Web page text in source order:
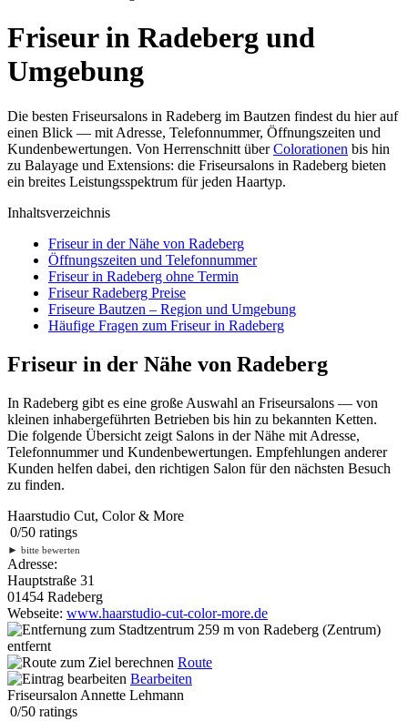
Friseur in Radeberg und
Umgebung
Die besten Friseursalons in Radeberg im Bautzen findest du hier auf
einen Blick — mit Adresse, Telefonnummer, Öffnungszeiten und
Kundenbewertungen. Von Herrenschnitt überColorationen bis hin
zu Balayage und Extensions: die Friseursalons in Radeberg bieten
ein breites Leistungsspektrum für jeden Haartyp.
Inhaltsverzeichnis
Friseur in der Nähe von Radeberg
Öffnungszeiten und Telefonnummer
Friseur in Radeberg ohne Termin
Friseur Radeberg Preise
Friseure Bautzen – Region und Umgebung
Häufige Fragen zum Friseur in Radeberg
Friseur in der Nähe von Radeberg
In Radeberg gibt es eine große Auswahl an Friseursalons — von
kleinen inhabergeführten Betrieben bis hin zu bekannten Ketten.
Die folgende Übersicht zeigt Salons in der Nähe mit Adresse,
Telefonnummer und Kundenbewertungen. Empfehlungen anderer
Kunden helfen dabei, den richtigen Salon für den nächsten Besuch
zu finden.
Haarstudio Cut, Color & More
0/50 ratings
► bitte bewerten
Adresse:
Hauptstraße 31
01454 Radeberg
Webseite: www.haarstudio-cut-color-more.de
259 m von Radeberg (Zentrum)
entfernt
Route
Bearbeiten
Friseursalon Annette Lehmann
0/50 ratings